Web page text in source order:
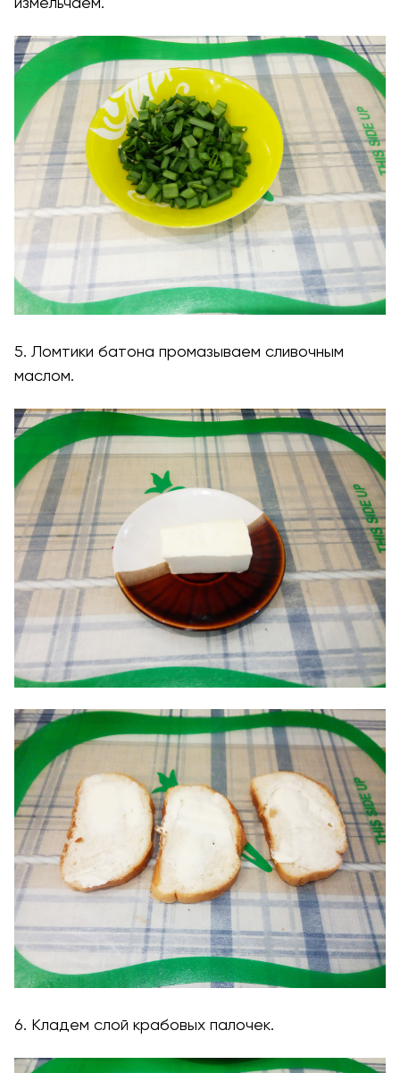
5. Ломтики батона промазываем сливочным
маслом.
6. Кладем слой крабовых палочек.